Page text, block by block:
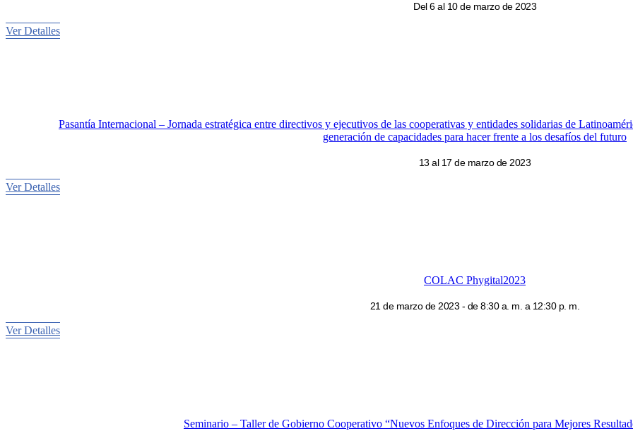
Del 6 al 10 de marzo de 2023
Ver Detalles
Pasantía Internacional – Jornada estratégica entre directivos y ejecutivos de las cooperativas y entidades solidarias de
generación de capacidades para hacer frente a los desafíos del futuro
13 al 17 de marzo de 2023
Ver Detalles
COLAC Phygital2023
21 de marzo de 2023 - de 8:30 a. m. a 12:30 p. m.
Ver Detalles
Seminario – Taller de Gobierno Cooperativo “Nuevos Enfoques de Dirección para Mejores